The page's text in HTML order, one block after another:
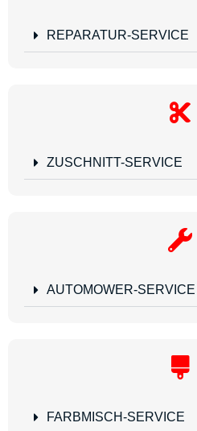
REPARATUR-SERVICE
ZUSCHNITT-SERVICE
AUTOMOWER-SERVICE
FARBMISCH-SERVICE